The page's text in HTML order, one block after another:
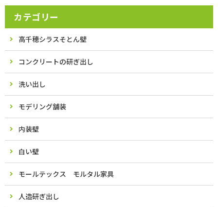
カテゴリー
高千穂シラスそとん壁
コンクリートの研ぎ出し
洗い出し
モデリング舗装
内装壁
白い壁
モールテックス モルタル家具
人造研ぎ出し